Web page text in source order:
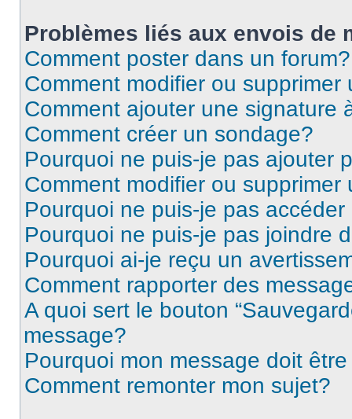
Problèmes liés aux envois de
Comment poster dans un forum?
Comment modifier ou supprimer
Comment ajouter une signature
Comment créer un sondage?
Pourquoi ne puis-je pas ajouter
Comment modifier ou supprimer
Pourquoi ne puis-je pas
Pourquoi ne puis-je pas joindre
Pourquoi ai-je reçu un
Comment rapporter des
A quoi sert le bouton
message?
Pourquoi mon message doit
Comment remonter mon sujet?